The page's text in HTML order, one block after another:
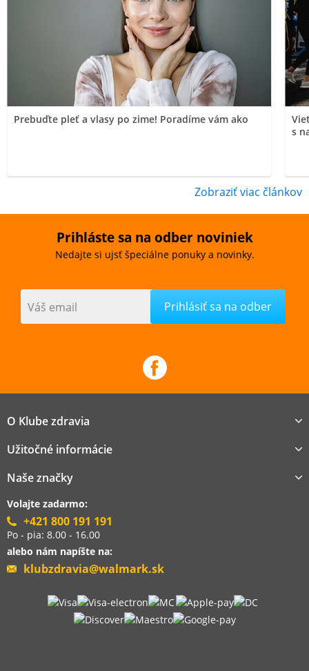
Prebuďte pleť a vlasy po zime! Poradíme vám ako
s
Zobraziť viac článkov
Prihláste sa na odber noviniek
Nedajte si ujsť špeciálne ponuky a novinky.
Váš email
O Klube zdravia
Užitočné informácie
Naše značky
Volajte zadarmo:
+421 800 191 191
Po - pia: 8.00 - 16.00
alebo nám napíšte na:
klubzdravia@walmark.sk